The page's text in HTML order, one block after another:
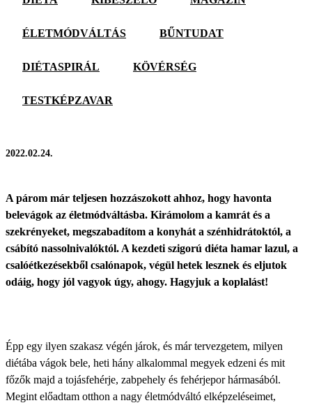
ÉLETMÓDVÁLTÁS BŰNTUDAT
DIÉTASPIRÁL KÖVÉRSÉG
TESTKÉPZAVAR
2022.02.24.
A párom már teljesen hozzászokott ahhoz, hogy havonta
belevágok az életmódváltásba. Kirámolom a kamrát és a
szekrényeket, megszabadítom a konyhát a szénhidrátoktól, a
csábító nassolnivalóktól. A kezdeti szigorú diéta hamar lazul, a
csalóétkezésekből csalónapok, végül hetek lesznek és eljutok
odáig, hogy jól vagyok úgy, ahogy. Hagyjuk a koplalást!
Épp egy ilyen szakasz végén járok, és már tervezgetem, milyen
diétába vágok bele, heti hány alkalommal megyek edzeni és mit
főzők majd a tojásfehérje, zabpehely és fehérjepor hármasából.
Megint előadtam otthon a nagy életmódváltó elképzeléseimet,